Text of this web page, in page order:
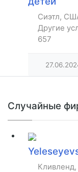
Сиэтл,
Другие
657
Случайные